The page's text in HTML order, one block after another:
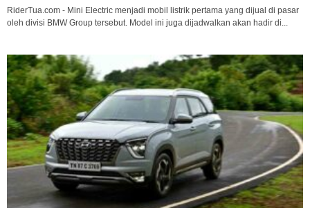
RiderTua.com - Mini Electric menjadi mobil listrik pertama yang dijual di pasar
oleh divisi BMW Group tersebut. Model ini juga dijadwalkan akan hadir di...